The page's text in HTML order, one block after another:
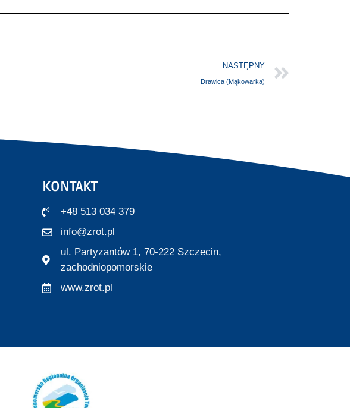
NASTĘPNY
Drawica (Mąkowarka)
KONTAKT
+48 513 034 379
info@zrot.pl
ul. Partyzantów 1, 70-222 Szczecin,
zachodniopomorskie
www.zrot.pl